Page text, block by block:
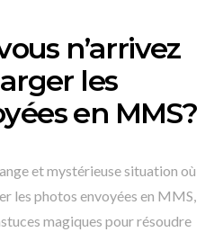
n’arrivez
les
en MMS?
et mystérieuse situation où
les photos envoyées en MMS,
magiques pour résoudre